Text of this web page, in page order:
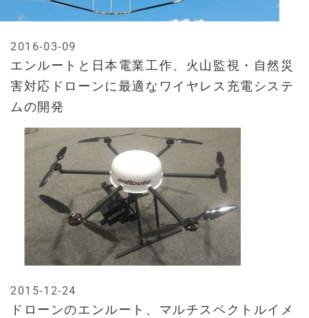
エンルートと日本電業工作、火山監視・自然災
害対応ドローンに最適なワイヤレス充電システ
ムの開発
2016-03-09
ドローンのエンルート、マルチスペクトルイメ
2015-12-24